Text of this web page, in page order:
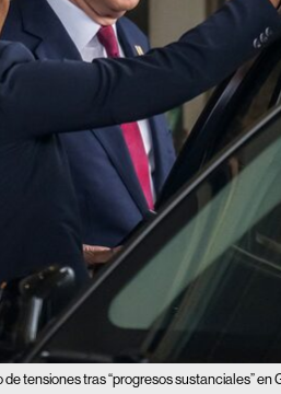
de tensiones tras “progresos sustanciales” en